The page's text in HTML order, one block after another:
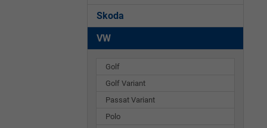
Skoda
VW
Golf
Golf Variant
Passat Variant
Polo